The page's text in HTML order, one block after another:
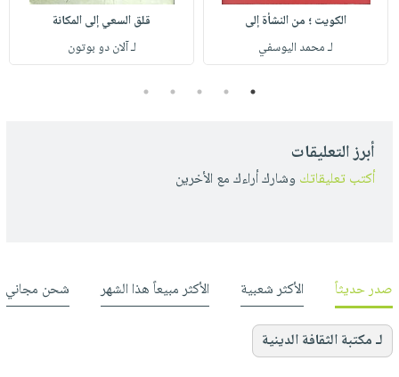
الكويت ؛ من النشأة إلى
لـ محمد اليوسفي
قلق السعي إلى المكانة
لـ آلان دو بوتون
1
2
3
4
5
أبرز التعليقات
أكتب تعليقاتك وشارك أراءك مع الأخرين
صدر حديثاً الأكثر شعبية الأكثر مبيعاً هذا الشهر شحن مجاني
لـ مكتبة الثقافة الدينية